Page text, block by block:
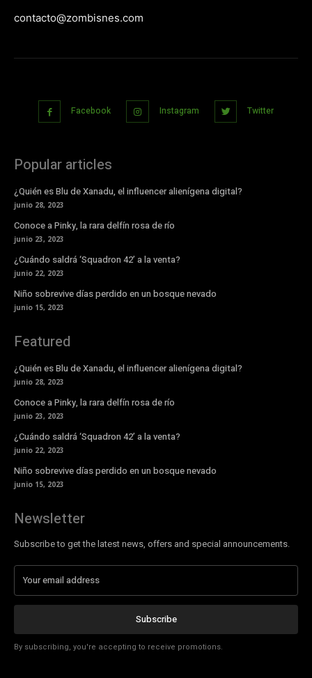
contacto@zombisnes.com
Facebook Instagram Twitter
Popular articles
¿Quién es Blu de Xanadu, el influencer alienígena digital?
junio 28, 2023
Conoce a Pinky, la rara delfín rosa de río
junio 23, 2023
¿Cuándo saldrá ‘Squadron 42’ a la venta?
junio 22, 2023
Niño sobrevive días perdido en un bosque nevado
junio 15, 2023
Featured
¿Quién es Blu de Xanadu, el influencer alienígena digital?
junio 28, 2023
Conoce a Pinky, la rara delfín rosa de río
junio 23, 2023
¿Cuándo saldrá ‘Squadron 42’ a la venta?
junio 22, 2023
Niño sobrevive días perdido en un bosque nevado
junio 15, 2023
Newsletter
Subscribe to get the latest news, offers and special announcements.
Subscribe
By subscribing, you're accepting to receive promotions.